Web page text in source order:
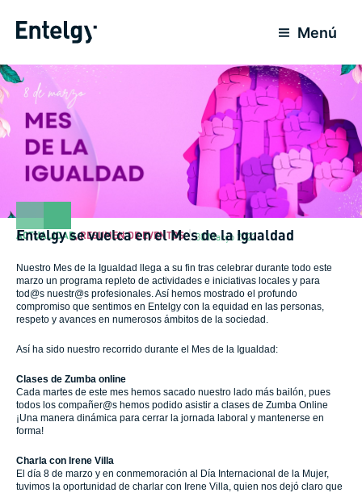
para
conteúdo
Menú
ACTUALIDAD,RESUMEN DE EVENTOS 30 Março 2023
Entelgy se vuelca en el Mes de la Igualdad
Nuestro Mes de la Igualdad llega a su fin tras celebrar durante todo este
marzo un programa repleto de actividades e iniciativas locales y para
tod@s nuestr@s profesionales. Así hemos mostrado el profundo
compromiso que sentimos en Entelgy con la equidad en las personas,
respeto y avances en numerosos ámbitos de la sociedad.
Así ha sido nuestro recorrido durante el Mes de la Igualdad:
Clases de Zumba online
Cada martes de este mes hemos sacado nuestro lado más bailón, pues
todos los compañer@s hemos podido asistir a clases de Zumba Online
¡Una manera dinámica para cerrar la jornada laboral y mantenerse en
forma!
Charla con Irene Villa
El día 8 de marzo y en conmemoración al Día Internacional de la Mujer,
tuvimos la oportunidad de charlar con Irene Villa, quien nos dejó claro que